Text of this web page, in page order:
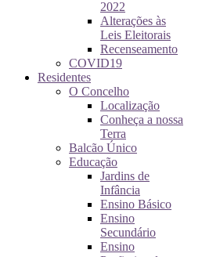
2022
Alterações às
Leis Eleitorais
Recenseamento
COVID19
Residentes
O Concelho
Localização
Conheça a nossa
Terra
Balcão Único
Educação
Jardins de
Infância
Ensino Básico
Ensino
Secundário
Ensino